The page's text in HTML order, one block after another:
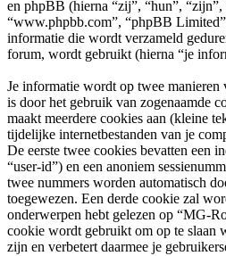
en phpBB (hierna “zij”, “hun”,
“www.phpbb.com”, “phpBB
informatie die wordt verzameld
forum, wordt gebruikt (hierna “je
Je informatie wordt op twee manieren
is door het gebruik van zogenaamde
maakt meerdere cookies aan (kleine
tijdelijke internetbestanden van je
De eerste twee cookies bevatten een
“user-id”) en een anoniem
twee nummers worden automatisch
toegewezen. Een derde cookie zal
onderwerpen hebt gelezen op “MG-
cookie wordt gebruikt om op te slaan
zijn en verbetert daarmee je